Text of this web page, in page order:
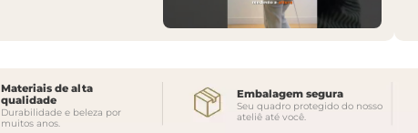
Materiais de alta
qualidade
Durabilidade e beleza por
muitos anos.
Embalagem segura
Seu quadro protegido do nosso
ateliê até você.